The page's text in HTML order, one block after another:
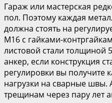
Гараж или мастерская
пол. Поэтому каждая
должна стоять на
М16 с гайками-
листовой стали толщиной
анкер, если конструкция
регулировки вы получите
нагрузки на сварные швы.
трещинам через пару лет